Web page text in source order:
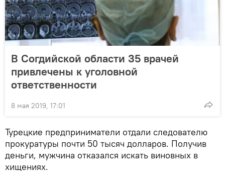
В Согдийской области 35 врачей
привлечены к уголовной
ответственности
8 мая 2019, 17:01
Турецкие предприниматели отдали следователю
прокуратуры почти 50 тысяч долларов. Получив
деньги, мужчина отказался искать виновных в
хищениях.